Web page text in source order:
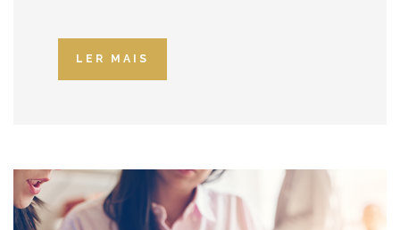
LER MAIS